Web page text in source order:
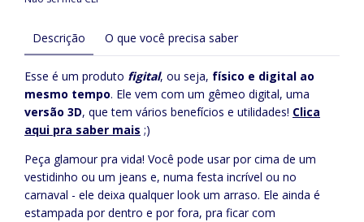
Descrição O que você precisa saber
Esse é um produto figital, ou seja, físico e digital ao
mesmo tempo. Ele vem com um gêmeo digital, uma
versão 3D, que tem vários benefícios e utilidades! Clica
aqui pra saber mais ;)
Peça glamour pra vida! Você pode usar por cima de um
vestidinho ou um jeans e, numa festa incrível ou no
carnaval - ele deixa qualquer look um arraso. Ele ainda é
estampada por dentro e por fora, pra ficar com